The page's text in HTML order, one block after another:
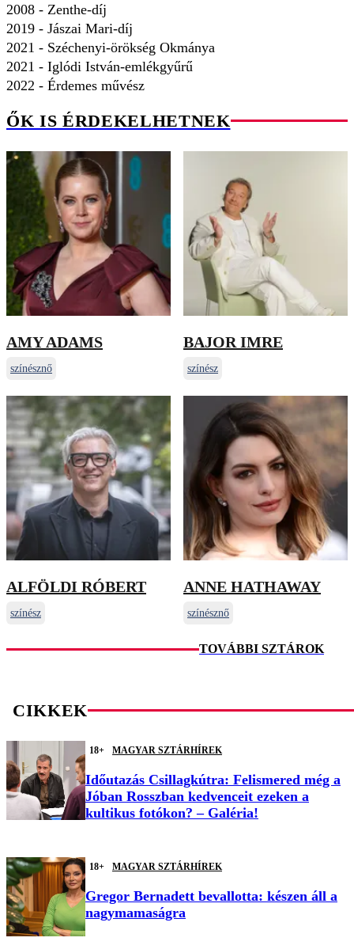
2008 - Zenthe-díj
2019 - Jászai Mari-díj
2021 - Széchenyi-örökség Okmánya
2021 - Iglódi István-emlékgyűrű
2022 - Érdemes művész
ŐK IS ÉRDEKELHETNEK
AMY ADAMS
színésznő
BAJOR IMRE
színész
ALFÖLDI RÓBERT
színész
ANNE HATHAWAY
színésznő
TOVÁBBI SZTÁROK
CIKKEK
18+ MAGYAR SZTÁRHÍREK
Időutazás Csillagkútra: Felismered még a
Jóban Rosszban kedvenceit ezeken a
kultikus fotókon? – Galéria!
18+ MAGYAR SZTÁRHÍREK
Gregor Bernadett bevallotta: készen áll a
nagymamaságra